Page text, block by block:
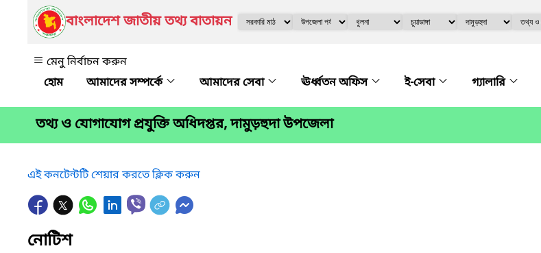
বাংলাদেশ জাতীয় তথ্য বাতায়ন
মেনু নির্বাচন করুন
আমাদের সম্পর্কে
আমাদের সেবা ঊর্ধ্বতন অফিস ই-সেবা গ্যালারি
তথ্য ও যোগাযোগ প্রযুক্তি অধিদপ্তর, দামুড়হুদা উপজেলা
এই কনটেন্টটি শেয়ার করতে ক্লিক করুন
নোটিশ